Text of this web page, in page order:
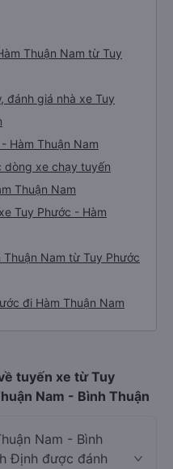
Thuận Nam từ Tuy
đánh giá nhà xe Tuy
Hàm Thuận Nam
dòng xe chạy tuyến
Thuận Nam
Tuy Phước - Hàm
Nam từ Tuy Phước
đi Hàm Thuận Nam
tuyến xe từ Tuy
Nam - Bình Thuận
Nam - Bình
Định được đánh